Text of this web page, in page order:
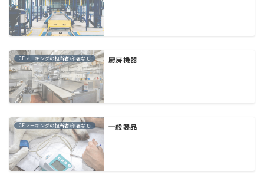
CEマーキングの担当者/部署なし 厨房機器
CEマーキングの担当者/部署なし 一般製品